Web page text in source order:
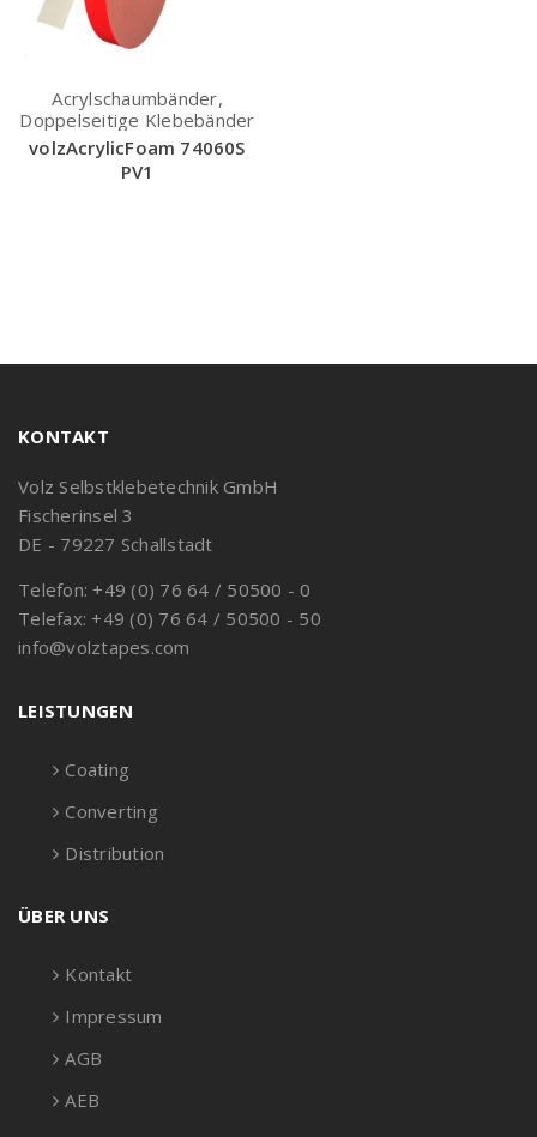
Acrylschaumbänder,
Doppelseitige Klebebänder
volzAcrylicFoam 74060S
PV1
KONTAKT
Volz Selbstklebetechnik GmbH
Fischerinsel 3
DE - 79227 Schallstadt
Telefon: +49 (0) 76 64 / 50500 - 0
Telefax: +49 (0) 76 64 / 50500 - 50
info@volztapes.com
LEISTUNGEN
Coating
Converting
Distribution
ÜBER UNS
Kontakt
Impressum
AGB
AEB